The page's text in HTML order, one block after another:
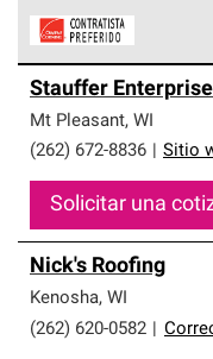
parte de una red
que cumplen con
de profesionalismo y
Stauffer
Mt Pleasant, WI
(262) 672-8836
Sitio
Solicitar una
Nick's Roofing
Kenosha, WI
(262) 620-0582